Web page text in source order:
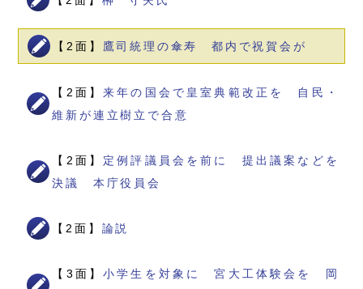
【2面】 鷹司統理の傘寿 都内で祝賀会が
【2面】来年の国会で皇室典範改正を 自民・
維新が連立樹立で合意
【2面】 定例評議員会を前に 提出議案などを
決議 本庁役員会
【2面】 論説
【3面】小学生を対象に 宮大工体験会を 岡